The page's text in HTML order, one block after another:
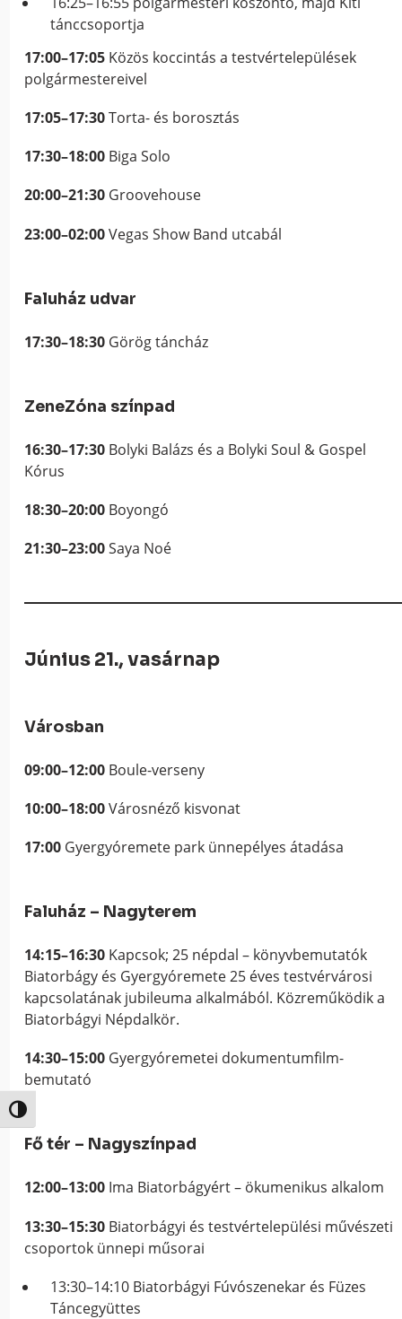
Nagy kontraszt váltása
tánccsoportja
17:00–17:05 Közös koccintás a testvértelepülések
polgármestereivel
17:05–17:30Torta- és borosztás
17:30–18:00 Biga Solo
20:00–21:30 Groovehouse
23:00–02:00Vegas Show Band utcabál
Faluház udvar
17:30–18:30 Görög táncház
ZeneZóna színpad
16:30–17:30 Bolyki Balázs és a Bolyki Soul & Gospel
Kórus
18:30–20:00 Boyongó
21:30–23:00Saya Noé
Június 21., vasárnap
Városban
09:00–12:00 Boule-verseny
10:00–18:00Városnéző kisvonat
17:00 Gyergyóremete park ünnepélyes átadása
Faluház – Nagyterem
14:15–16:30 Kapcsok; 25 népdal – könyvbemutatók
Biatorbágy és Gyergyóremete 25 éves testvérvárosi
kapcsolatának jubileuma alkalmából. Közreműködik a
Biatorbágyi Népdalkör.
14:30–15:00 Gyergyóremetei dokumentumfilm-
bemutató
Fő tér – Nagyszínpad
12:00–13:00 Ima Biatorbágyért – ökumenikus alkalom
13:30–15:30 Biatorbágyi és testvértelepülési művészeti
csoportok ünnepi műsorai
13:30–14:10 Biatorbágyi Fúvószenekar és Füzes
Táncegyüttes